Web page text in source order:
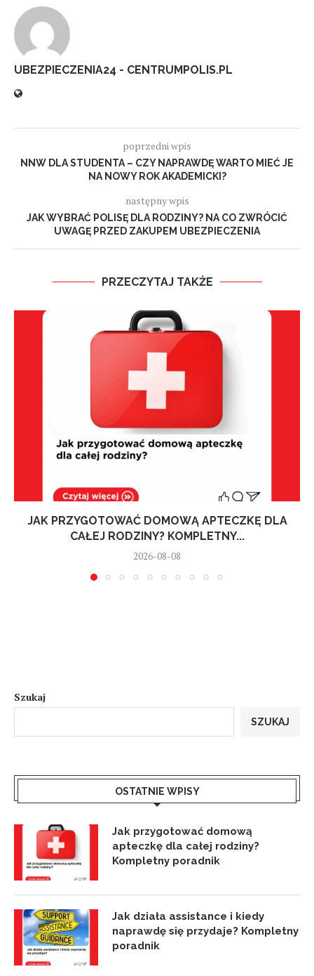
UBEZPIECZENIA24 - CENTRUMPOLIS.PL
poprzedni wpis
NNW DLA STUDENTA – CZY NAPRAWDĘ WARTO MIEĆ JE
NA NOWY ROK AKADEMICKI?
następny wpis
JAK WYBRAĆ POLISĘ DLA RODZINY? NA CO ZWRÓCIĆ
UWAGĘ PRZED ZAKUPEM UBEZPIECZENIA
PRZECZYTAJ TAKŻE
JAK PRZYGOTOWAĆ DOMOWĄ APTECZKĘ DLA
CAŁEJ RODZINY? KOMPLETNY...
2026-08-08
Szukaj
SZUKAJ
OSTATNIE WPISY
Jak przygotować domową
apteczkę dla całej rodziny?
Kompletny poradnik
Jak działa assistance i kiedy
naprawdę się przydaje? Kompletny
poradnik